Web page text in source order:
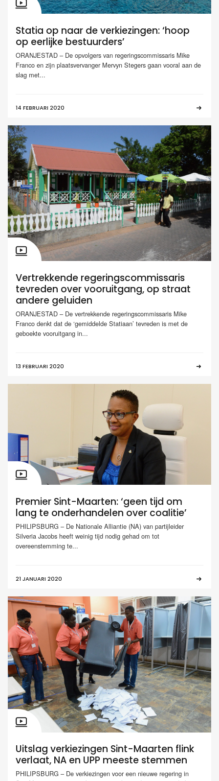
Statia op naar de verkiezingen: ‘hoop
op eerlijke bestuurders’
ORANJESTAD – De opvolgers van regeringscommissaris Mike
Franco en zijn plaatsvervanger Mervyn Stegers gaan vooral aan de
slag met...
14 FEBRUARI 2020
Vertrekkende regeringscommissaris
tevreden over vooruitgang, op straat
andere geluiden
ORANJESTAD – De vertrekkende regeringscommissaris Mike
Franco denkt dat de ‘gemiddelde Statiaan’ tevreden is met de
geboekte vooruitgang in...
13 FEBRUARI 2020
Premier Sint-Maarten: ‘geen tijd om
lang te onderhandelen over coalitie’
PHILIPSBURG – De Nationale Alliantie (NA) van partijleider
Silveria Jacobs heeft weinig tijd nodig gehad om tot
overeenstemming te...
21 JANUARI 2020
Uitslag verkiezingen Sint-Maarten flink
verlaat, NA en UPP meeste stemmen
PHILIPSBURG – De verkiezingen voor een nieuwe regering in